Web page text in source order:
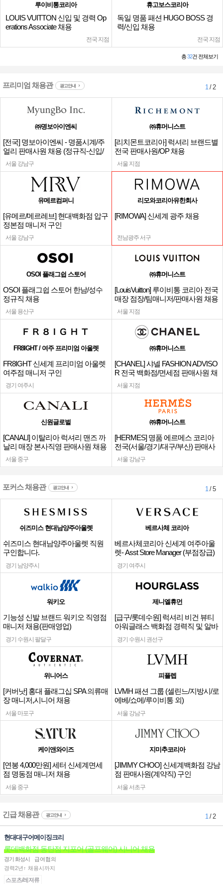
루이비통코리아
LOUIS VUITTON 신입 및 경력 Op
erations Associate 채용
전국 지점
휴고보스코리아
독일 명품 패션 HUGO BOSS 경
력/신입 채용
전국 지점
총32건 전체보기
프리미엄 채용관 광고안내 1/ 2
㈜명보아이엔씨
[전국] 명보아이엔씨 - 명품시계/주
얼리 판매사원 채용 (정규직-신입/
경력)
서울 강남구
㈜휴머니스트
[리치몬트코리아] 럭셔리 브랜드별
전국 판매사원/OP 채용
서울 지점
유메르컴퍼니
[유메르/메르레브] 현대백화점 압구
정본점 매니저 구인
서울 강남구
리모와코리아유한회사
[RIMOWA] 신세계 광주 채용
전남광주 서구
OSOI 플래그쉽 스토어
OSOI 플래그쉽 스토어 한남/성수
정규직 채용
서울 용산구
㈜휴머니스트
[LouisVuitton] 루이비통 코리아 전국
매장 점장/팀매니저/판매사원 채용
서울 지점
FR8IGHT / 여주 프리미엄 아울렛
FR8IGHT 신세계 프리미엄 아울렛
여주점 매니저 구인
경기 여주시
㈜휴머니스트
[CHANEL] 샤넬 FASHION ADVISO
R 전국 백화점/면세점 판매사원 채
용
서울 지점
신원글로벌
[CANALI] 이탈리아 럭셔리 맨즈 까
날리 매장 본사직영 판매사원 채용
서울 중구
㈜휴머니스트
[HERMES] 명품 에르메스 코리아
전국(서울/경기/대구/부산) 판매사
원
서울 강남구
포커스 채용관 광고안내 1/ 5
쉬즈미스 현대남양주아울렛
쉬즈미스 현대남양주아울렛 직원
구인합니다.
경기 남양주시
베르사체 코리아
베르사체코리아 신세계 여주아울
렛- Asst Store Manager (부점장급)
채용
경기 여주시
워키오
기능성 신발 브랜드 워키오 직영점
매니저 채용(판매영업)
경기 수원시 팔달구
제니엘휴먼
[급구/롯데수원] 럭셔리 비건 뷰티
아워글래스 백화점 경력직 및 알바
채용
경기 수원시 권선구
위니어스
[커버낫] 홍대 플래그십 SPA 의류매
장 매니저,시니어 채용
서울 마포구
피플렙
LVMH 패션 그룹 (셀린느/지방시/로
에베/쇼메/루이비통 외)
서울 강남구
케이앤와이즈
[연봉 4,000만원] 세터 신세계면세
점 명동점 매니저 채용
서울 중구
지미추코리아
[JIMMY CHOO] 신세계백화점 강남
점 판매사원(계약직) 구인
서울 서초구
긴급 채용관 광고안내 1/ 2
현대대구어메이징크리
롯데백화점 동탄점 지포어 (골프웨어) 시니어 채용
경기 화성시
급여협의
경력2년↑ 채용시까지
스포츠/레져류